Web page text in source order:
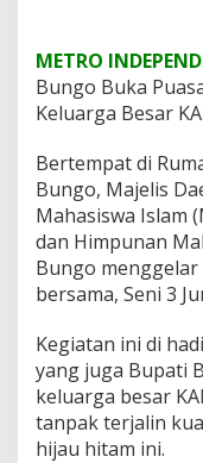
METRO
Bungo Buka
Keluarga Besar
Bertempat di
Bungo, Majelis
Mahasiswa Islam
dan Himpunan
Bungo
bersama, Seni 3
Kegiatan ini di
yang juga Bupati
keluarga besar
tanpak terjalin
hijau hitam ini.